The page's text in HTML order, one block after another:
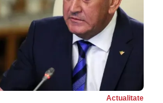
Actualitate